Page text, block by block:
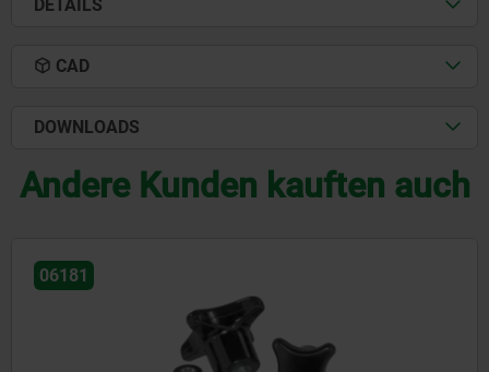
DETAILS
CAD
DOWNLOADS
Andere Kunden kauften auch
06220